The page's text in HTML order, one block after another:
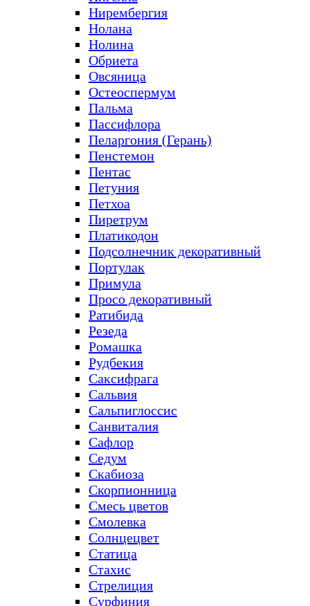
Нирембергия
Нолана
Нолина
Обриета
Овсяница
Остеоспермум
Пальма
Пассифлора
Пеларгония (Герань)
Пенстемон
Пентас
Петуния
Петхоа
Пиретрум
Платикодон
Подсолнечник декоративный
Портулак
Примула
Просо декоративный
Ратибида
Резеда
Ромашка
Рудбекия
Саксифрага
Сальвия
Сальпиглоссис
Санвиталия
Сафлор
Седум
Скабиоза
Скорпионница
Смесь цветов
Смолевка
Солнцецвет
Статица
Стахис
Стрелиция
Сурфиния